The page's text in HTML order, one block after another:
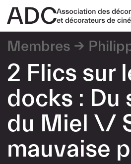
Membres
2 Flics sur
docks : Du
du Miel \/
mauvaise